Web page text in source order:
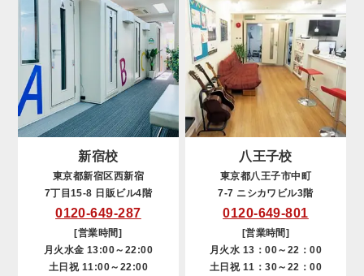
新宿校
東京都新宿区西新宿
7丁目15-8 日販ビル4階
0120-649-287
[営業時間]
月火水金 13:00～22:00
土日祝 11:00～22:00
八王子校
東京都八王子市中町
7-7 ニシカワビル3階
0120-649-801
[営業時間]
月火水 13：00～22：00
土日祝 11：30～22：00